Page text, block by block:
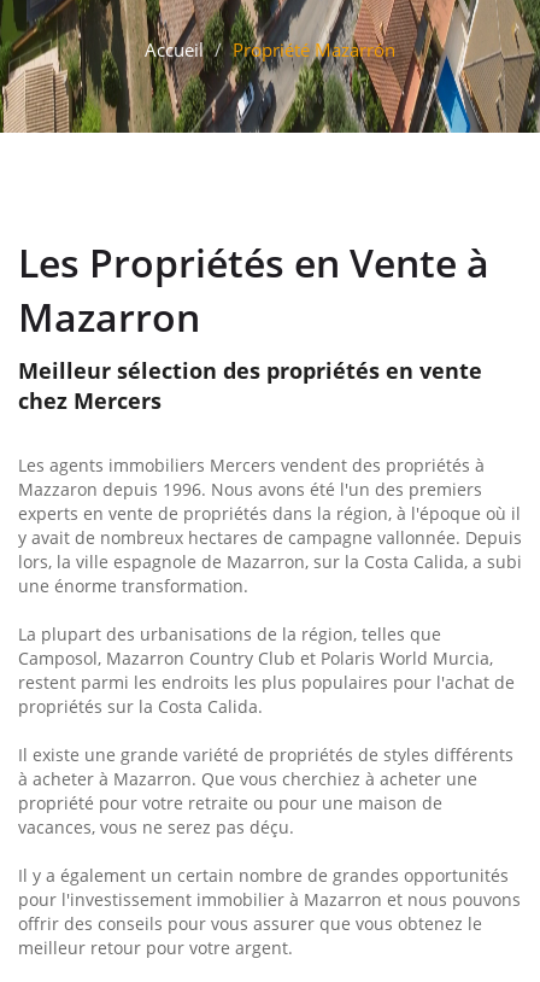
Accueil Propriété Mazarrón
Les Propriétés en Vente à
Mazarron
Meilleur sélection des propriétés en vente
chez Mercers
Les agents immobiliers Mercers vendent des propriétés à
Mazzaron depuis 1996. Nous avons été l'un des premiers
experts en vente de propriétés dans la région, à l'époque où il
y avait de nombreux hectares de campagne vallonnée. Depuis
lors, la ville espagnole de Mazarron, sur la Costa Calida, a subi
une énorme transformation.
La plupart des urbanisations de la région, telles que
Camposol, Mazarron Country Club et Polaris World Murcia,
restent parmi les endroits les plus populaires pour l'achat de
propriétés sur la Costa Calida.
Il existe une grande variété de propriétés de styles différents
à acheter à Mazarron. Que vous cherchiez à acheter une
propriété pour votre retraite ou pour une maison de
vacances, vous ne serez pas déçu.
Il y a également un certain nombre de grandes opportunités
pour l'investissement immobilier à Mazarron et nous pouvons
offrir des conseils pour vous assurer que vous obtenez le
meilleur retour pour votre argent.